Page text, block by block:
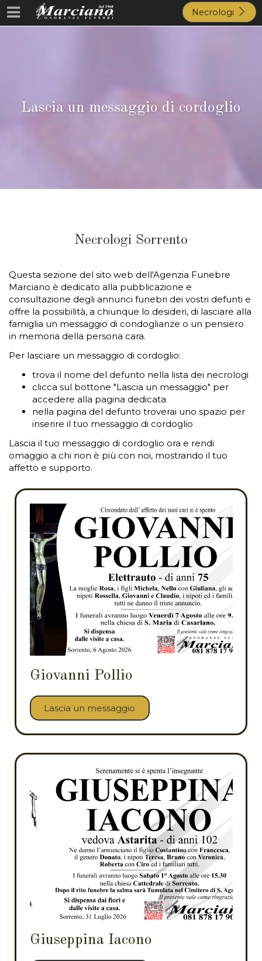
Necrologi
Lascia un messaggio di cordoglio
Necrologi Sorrento
Questa sezione del sito web dell'Agenzia Funebre
Marciano è dedicato alla pubblicazione e
consultazione degli annunci funebri dei vostri defunti e
offre la possibilità, a chiunque lo desideri, di lasciare alla
famiglia un messaggio di condoglianze o un pensiero
in memoria della persona cara.
Per lasciare un messaggio di cordoglio:
trova il nome del defunto nella lista dei necrologi
clicca sul bottone "Lascia un messaggio" per
accedere alla pagina dedicata
nella pagina del defunto troverai uno spazio per
inserire il tuo messaggio di cordoglio
Lascia il tuo messaggio di cordoglio ora e rendi
omaggio a chi non è più con noi, mostrando il tuo
affetto e supporto.
Giovanni Pollio
Lascia un messaggio
Giuseppina Iacono